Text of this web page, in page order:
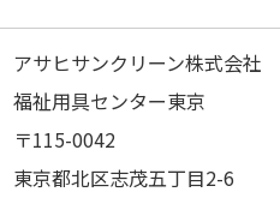
アサヒサンクリーン株式会社
福祉用具センター東京
115-0042
東京都北区志茂五丁目2-6